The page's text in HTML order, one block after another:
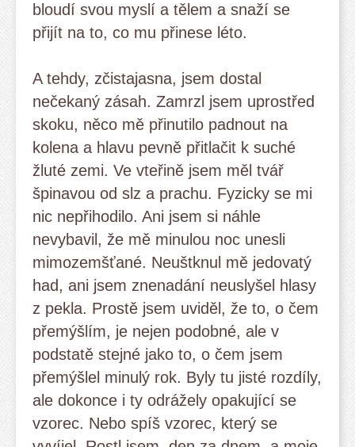
bloudí svou myslí a tělem a snaží se
přijít na to, co mu přinese léto.
A tehdy, zčistajasna, jsem dostal
nečekaný zásah. Zamrzl jsem uprostřed
skoku, něco mě přinutilo padnout na
kolena a hlavu pevně přitlačit k suché
žluté zemi. Ve vteřině jsem měl tvář
špinavou od slz a prachu. Fyzicky se mi
nic nepřihodilo. Ani jsem si náhle
nevybavil, že mě minulou noc unesli
mimozemšťané. Neuštknul mě jedovatý
had, ani jsem znenadání neuslyšel hlasy
z pekla. Prostě jsem uviděl, že to, o čem
přemýšlím, je nejen podobné, ale v
podstatě stejné jako to, o čem jsem
přemýšlel minulý rok. Byly tu jisté rozdíly,
ale dokonce i ty odrážely opakující se
vzorec. Nebo spíš vzorec, který se